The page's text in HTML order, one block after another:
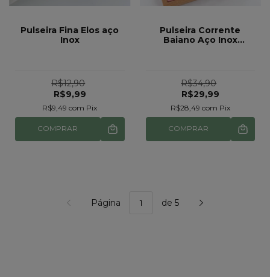
Pulseira Fina Elos aço
Inox
R$12,90
R$9,99
R$9,49com Pix
COMPRAR
Pulseira Corrente
Baiano Aço Inox
R$34,90
R$29,99
R$28,49 com Pix
COMPRAR
Página de 5